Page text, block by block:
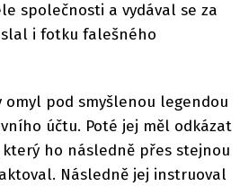
společnosti a vydával se za
i fotku falešného
omyl pod smyšlenou legendou
účtu. Poté jej měl odkázat
ho následně přes stejnou
Následně jej instruoval